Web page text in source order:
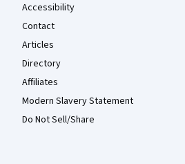
Accessibility
Contact
Articles
Directory
Affiliates
Modern Slavery Statement
Do Not Sell/Share